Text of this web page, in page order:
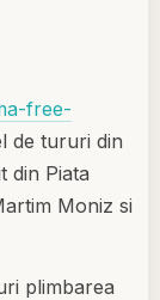
free-
de tururi din
din Piata
Moniz si
plimbarea